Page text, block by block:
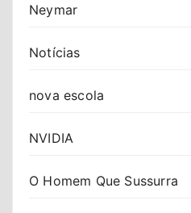
Neymar
Notícias
nova escola
NVIDIA
O Homem Que Sussurra